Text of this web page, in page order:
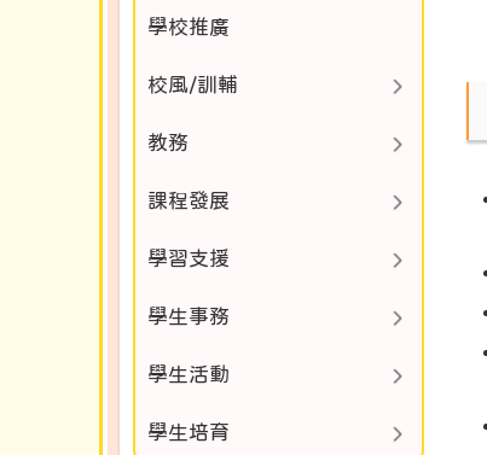
學校推廣
校風/訓輔
教務
課程發展
學習支援
學生事務
學生活動
學生培育